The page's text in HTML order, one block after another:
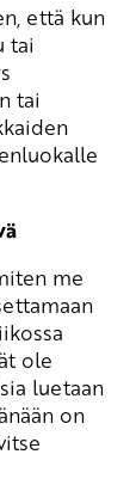
että kun
tai
tai
me
ole
luetaan
on